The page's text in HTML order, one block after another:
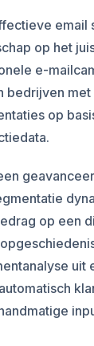
email
op het
e-
bedrijven
op
op een
uit